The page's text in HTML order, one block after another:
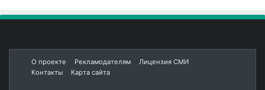
О проекте Рекламодателям
Лицензия СМИ
Контакты
Карта сайта